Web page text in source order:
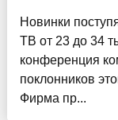
Новинки
ТВ от 23 до 34
конференция
поклонников
Фирма пр...